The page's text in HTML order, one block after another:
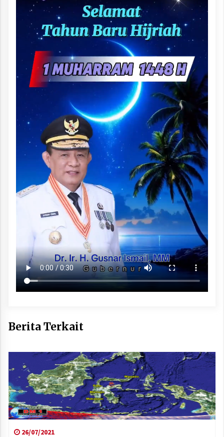
Berita Terkait
26/07/2021